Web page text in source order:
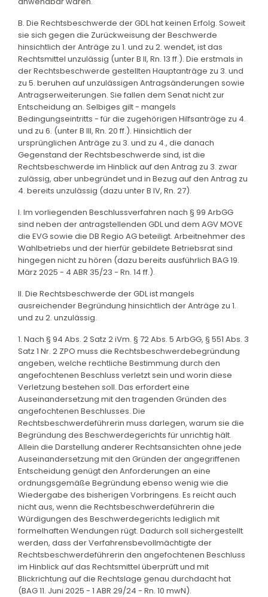
B. Die Rechtsbeschwerde der GDL hat keinen Erfolg. Soweit
sie sich gegen die Zurückweisung der Beschwerde
hinsichtlich der Anträge zu 1. und zu 2. wendet, ist das
Rechtsmittel unzulässig (unter B II, Rn. 13 ff.). Die erstmals in
der Rechtsbeschwerde gestellten Hauptanträge zu 3. und
zu 5. beruhen auf unzulässigen Antragsänderungen sowie
Antragserweiterungen. Sie fallen dem Senat nicht zur
Entscheidung an. Selbiges gilt - mangels
Bedingungseintritts - für die zugehörigen Hilfsanträge zu 4.
und zu 6. (unter B III, Rn. 20 ff.). Hinsichtlich der
ursprünglichen Anträge zu 3. und zu 4., die danach
Gegenstand der Rechtsbeschwerde sind, ist die
Rechtsbeschwerde im Hinblick auf den Antrag zu 3. zwar
zulässig, aber unbegründet und in Bezug auf den Antrag zu
4. bereits unzulässig (dazu unter B IV, Rn. 27).
I. Im vorliegenden Beschlussverfahren nach § 99 ArbGG
sind neben der antragstellenden GDL und dem AGV MOVE
die EVG sowie die DB Regio AG beteiligt. Arbeitnehmer des
Wahlbetriebs und der hierfür gebildete Betriebsrat sind
hingegen nicht zu hören (dazu bereits ausführlich BAG 19.
März 2025 - 4 ABR 35/23 - Rn. 14 ff.).
II. Die Rechtsbeschwerde der GDL ist mangels
ausreichender Begründung hinsichtlich der Anträge zu 1.
und zu 2. unzulässig.
1. Nach § 94 Abs. 2 Satz 2 iVm. § 72 Abs. 5 ArbGG, § 551 Abs. 3
Satz 1 Nr. 2 ZPO muss die Rechtsbeschwerdebegründung
angeben, welche rechtliche Bestimmung durch den
angefochtenen Beschluss verletzt sein und worin diese
Verletzung bestehen soll. Das erfordert eine
Auseinandersetzung mit den tragenden Gründen des
angefochtenen Beschlusses. Die
Rechtsbeschwerdeführerin muss darlegen, warum sie die
Begründung des Beschwerdegerichts für unrichtig hält.
Allein die Darstellung anderer Rechtsansichten ohne jede
Auseinandersetzung mit den Gründen der angegriffenen
Entscheidung genügt den Anforderungen an eine
ordnungsgemäße Begründung ebenso wenig wie die
Wiedergabe des bisherigen Vorbringens. Es reicht auch
nicht aus, wenn die Rechtsbeschwerdeführerin die
Würdigungen des Beschwerdegerichts lediglich mit
formelhaften Wendungen rügt. Dadurch soll sichergestellt
werden, dass der Verfahrensbevollmächtigte der
Rechtsbeschwerdeführerin den angefochtenen Beschluss
im Hinblick auf das Rechtsmittel überprüft und mit
Blickrichtung auf die Rechtslage genau durchdacht hat
(BAG 11. Juni 2025 - 1 ABR 29/24 - Rn. 10 mwN).